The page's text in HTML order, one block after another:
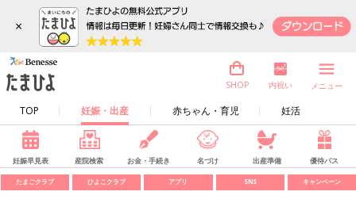
×
TOP 妊娠・出産 赤ちゃん・育児 妊活
SHOP 内祝い メニュー
妊娠早見表 産院検索 お金・手続き 名づけ 出産準備 優待パス
たまごクラブ ひよこクラブ アプリ SNS キャンペーン